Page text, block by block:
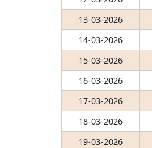
13-03-2026
14-03-2026
15-03-2026
16-03-2026
17-03-2026
18-03-2026
19-03-2026